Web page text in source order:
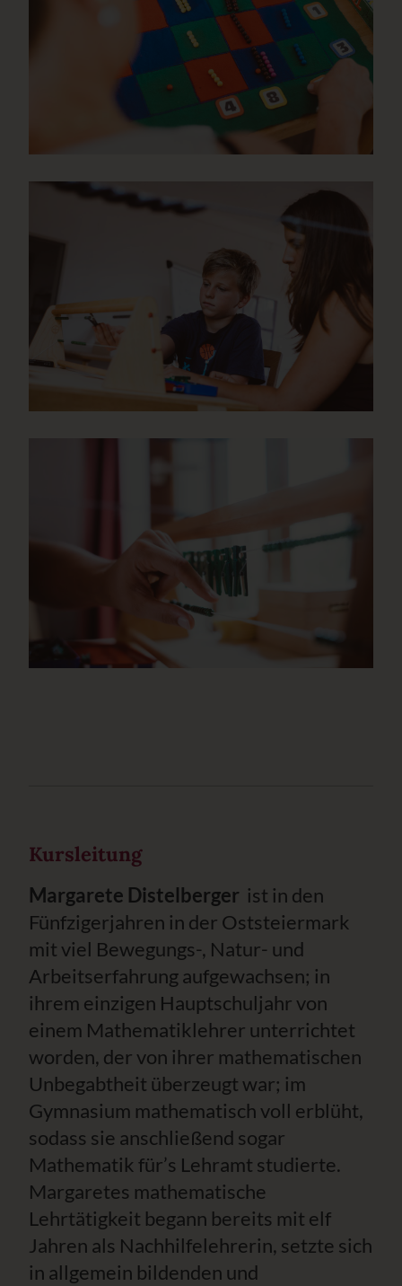
Kursleitung
Margarete Distelberger ist in den
Fünfzigerjahren in der Oststeiermark
mit viel Bewegungs-, Natur- und
Arbeitserfahrung aufgewachsen; in
ihrem einzigen Hauptschuljahr von
einem Mathematiklehrer unterrichtet
worden, der von ihrer mathematischen
Unbegabtheit überzeugt war; im
Gymnasium mathematisch voll erblüht,
sodass sie anschließend sogar
Mathematik für’s Lehramt studierte.
Margaretes mathematische
Lehrtätigkeit begann bereits mit elf
Jahren als Nachhilfelehrerin, setzte sich
in allgemein bildenden und